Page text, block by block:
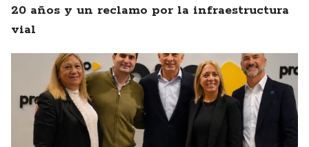
20 años y un reclamo por la infraestructura
vial